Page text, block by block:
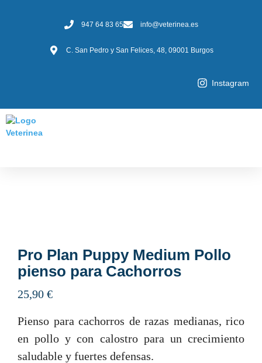
947 64 83 65 info@veterinea.es
C. San Pedro y San Felices, 48, 09001 Burgos
Instagram
Pro Plan Puppy Medium Pollo
pienso para Cachorros
25,90 €
Pienso para cachorros de razas medianas, rico
en pollo y con calostro para un crecimiento
saludable y fuertes defensas.